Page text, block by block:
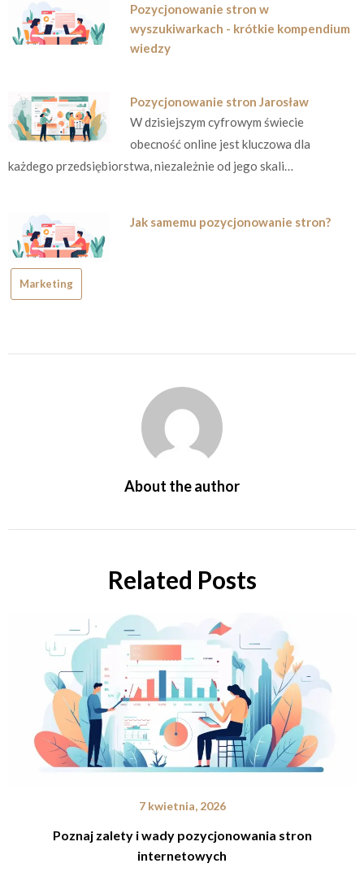
Pozycjonowanie stron w
wyszukiwarkach - krótkie kompendium
wiedzy
Pozycjonowanie stron Jarosław
W dzisiejszym cyfrowym świecie
obecność online jest kluczowa dla
każdego przedsiębiorstwa, niezależnie od jego skali…
Jak samemu pozycjonowanie stron?
Marketing
About the author
Related Posts
7 kwietnia, 2026
Poznaj zalety i wady pozycjonowania stron
internetowych